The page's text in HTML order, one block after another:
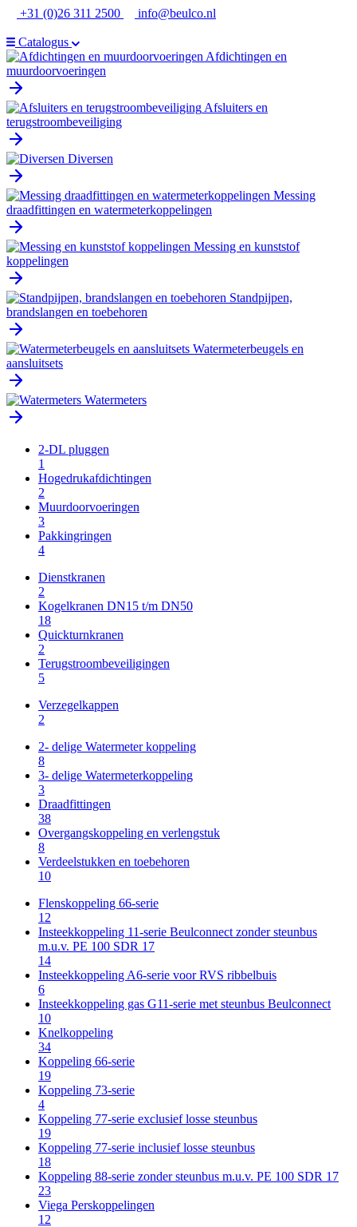
Ga
de
inhoud
+31 (0)26 311 2500 info@beulco.nl
Catalogus
Afdichtingen en
muurdoorvoeringen
Afsluiters en
terugstroombeveiliging
Diversen
Messing
draadfittingen en watermeterkoppelingen
Messing en kunststof
koppelingen
Standpijpen,
brandslangen en toebehoren
Watermeterbeugels en
aansluitsets
Watermeters
2-DL pluggen
1
Hogedrukafdichtingen
2
Muurdoorvoeringen
3
Pakkingringen
4
Dienstkranen
2
Kogelkranen DN15 t/m DN50
18
Quickturnkranen
2
Terugstroombeveiligingen
5
Verzegelkappen
2
2- delige Watermeter koppeling
8
3- delige Watermeterkoppeling
3
Draadfittingen
38
Overgangskoppeling en verlengstuk
8
Verdeelstukken en toebehoren
10
Flenskoppeling 66-serie
12
Insteekkoppeling 11-serie Beulconnect zonder steunbus
m.u.v. PE 100 SDR 17
14
Insteekkoppeling A6-serie voor RVS ribbelbuis
6
Insteekkoppeling gas G11-serie met steunbus Beulconnect
10
Knelkoppeling
34
Koppeling 66-serie
19
Koppeling 73-serie
4
Koppeling 77-serie exclusief losse steunbus
19
Koppeling 77-serie inclusief losse steunbus
18
Koppeling 88-serie zonder steunbus m.u.v. PE 100 SDR 17
23
Viega Perskoppelingen
12